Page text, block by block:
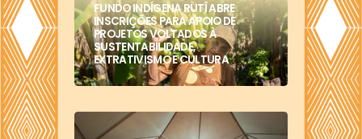
FUNDO INDÍGENA RUTÎ ABRE
INSCRIÇÕES PARA APOIO DE
PROJETOS VOLTADOS À
SUSTENTABILIDADE,
EXTRATIVISMO E CULTURA